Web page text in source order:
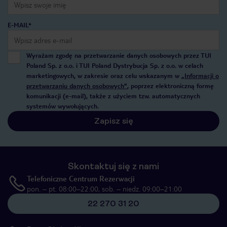
E-MAIL*
Wyrażam zgodę na przetwarzanie danych osobowych przez TUI
Poland Sp. z o.o. i TUI Poland Dystrybucja Sp. z o.o. w celach
marketingowych, w zakresie oraz celu wskazanym w „Informacji o
przetwarzaniu danych osobowych”, poprzez elektroniczną formę
komunikacji (e-mail), także z użyciem tzw. automatycznych
systemów wywołujących.
Zapisz się
Skontaktuj się z nami
Telefoniczne Centrum Rezerwacji
pon. – pt. 08:00–22:00, sob. – niedz. 09:00–21:00
22 270 31 20